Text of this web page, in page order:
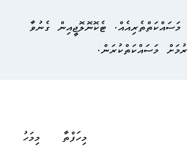
މަސައްކަތްތެރިއެއް. ޓެކޮނޮލޮޖީއިން ގެނުވާ
މަސައްކަތްކުރަން.
މިމަހު މިހަފްތާ